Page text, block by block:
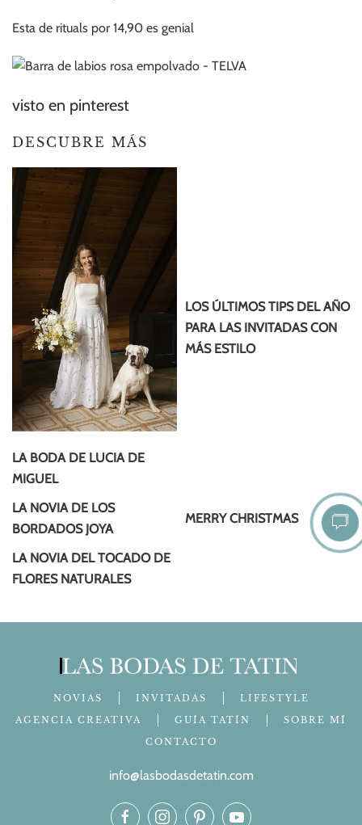
Esta de rituals por 14,90 es genial
visto en pinterest
DESCUBRE MÁS
LA BODA DE LUCIA DE
MIGUEL
LOS ÚLTIMOS TIPS DEL AÑO
PARA LAS INVITADAS CON
MÁS ESTILO
LA NOVIA DE LOS
BORDADOS JOYA
MERRY CHRISTMAS
LA NOVIA DEL TOCADO DE
FLORES NATURALES
NOVIAS INVITADAS
LIFESTYLE
AGENCIA CREATIVA
GUÍA TATÍN
SOBRE MÍ
CONTACTO
info@lasbodasdetatin.com